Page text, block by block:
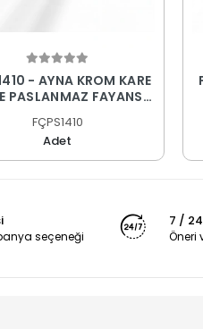
- AYNA KROM KARE
PASLANMAZ FAYANS
FÇPS1410
Adet
seçeneği
7 / 24
Öneri